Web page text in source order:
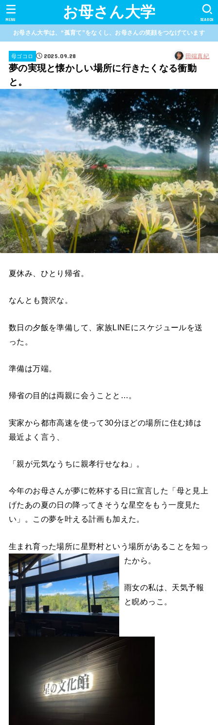
お母さん大学 SEARCH
MENU
お母さん大学は、“孤育て”をなくし、お母さんの笑顔をつなげています
母ゴコロ 2025.09.28 田端真紀
夢の実現と懐かしい場所に行きたくなる衝動
と。
夏休み、ひとり帰省。
なんとも贅沢な。
数日の夕飯を準備して、家族LINEにスケジュールを送
った。
準備は万端。
帰省の目的は両親に会うことと…。
実家から都市高速を使って30分ほどの場所に住む姉は
最近よく言う、
「親が元気なうちに親孝行せなね」。
今年のお母さんが夢に乾杯する日に宣言した「母と見上
げたあの夏の日の降ってきそうな星空をもう一度見た
い」。この夢を叶える計画も加えた。
生まれ育った場所に星野村という場所があることを知っ
たから。
雨女の私は、天気予報
と睨めっこ。